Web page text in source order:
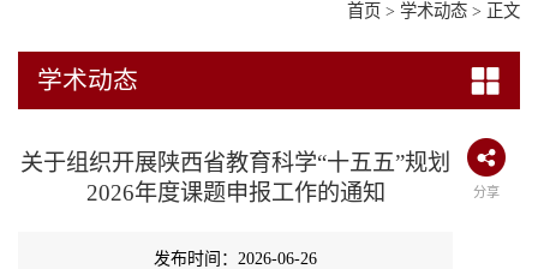
首页 > 学术动态 > 正文
学术动态
关于组织开展陕西省教育科学“十五五”规划
2026年度课题申报工作的通知
分享
发布时间：2026-06-26